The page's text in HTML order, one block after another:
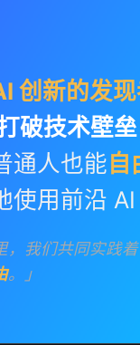
创新的发
破技术壁垒
通人也能自
使用前沿 AI
，我们共同实践着
。」